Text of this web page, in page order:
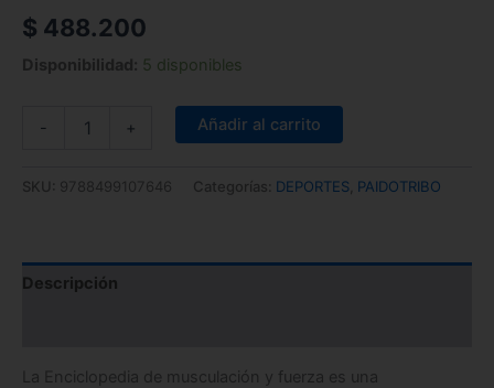
$ 488.200
Disponibilidad: 5 disponibles
- + Añadir al carrito
SKU: 9788499107646 Categorías: DEPORTES PAIDOTRIBO
Descripción
La Enciclopedia de musculación y fuerza es una